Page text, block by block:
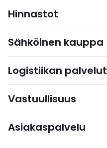
Hinnastot
Sähköinen kauppa
Logistiikan palvelut
Vastuullisuus
Asiakaspalvelu